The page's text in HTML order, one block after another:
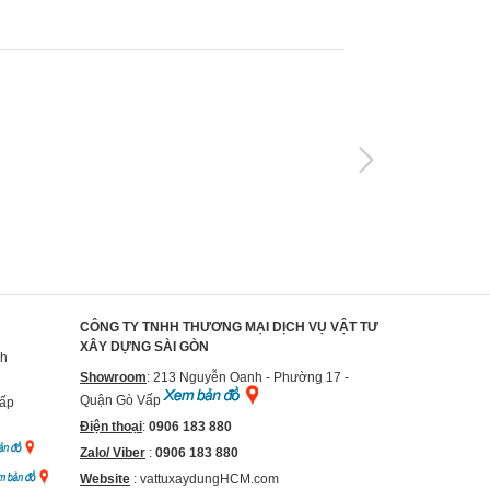
CÔNG TY TNHH THƯƠNG MẠI DỊCH VỤ VẬT TƯ
XÂY DỰNG SÀI GÒN
Showroom: 213 Nguyễn Oanh - Phường 17 -
Quận Gò Vấp
Điện thoại: 0906 183 880
Zalo/ Viber : 0906 183 880
Website : vattuxaydungHCM.com